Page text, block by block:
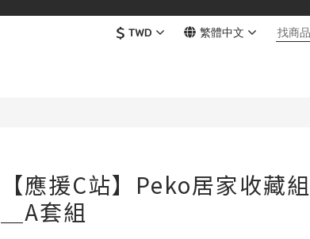
$ TWD 繁體中文
【應援C站】Peko居家收藏組
＿A套組